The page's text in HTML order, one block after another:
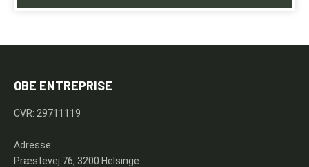
OBE ENTREPRISE
CVR: 29711119
Adresse:
Præstevej 76, 3200 Helsinge